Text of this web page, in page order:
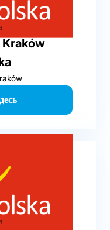
Kraków